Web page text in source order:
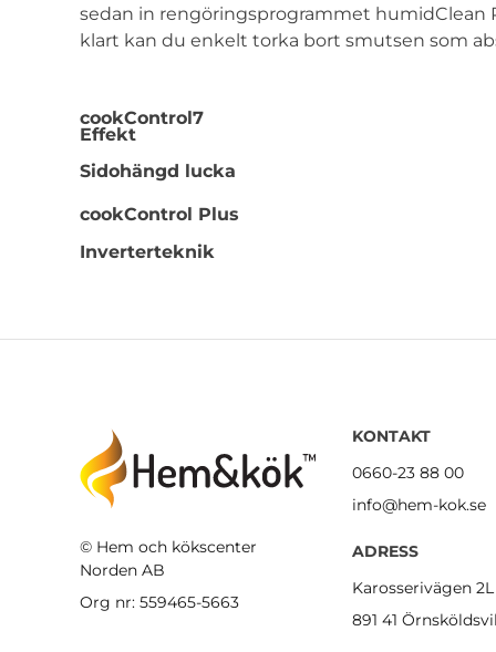
sedan in rengöringsprogrammet humidClean
klart kan du enkelt torka bort smutsen som
cookControl7
Effekt
Sidohängd lucka
cookControl Plus
Inverterteknik
© Hem och kökscenter
Norden AB
Org nr: 559465-5663
KONTAKT
0660-23 88 00
info@hem-kok.se
ADRESS
Karosserivägen 2L
891 41